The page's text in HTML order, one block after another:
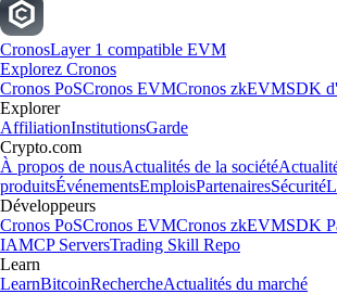
CronosLayer 1 compatible EVM
Explorez Cronos
Cronos PoSCronos EVMCronos zkEVMSDK
Explorer
AffiliationInstitutionsGarde
Crypto.com
À propos de nousActualités de la société
produitsÉvénementsEmploisPartenairesSécurité
Développeurs
Cronos PoSCronos EVMCronos zkEVMSDK
IAMCP ServersTrading Skill Repo
Learn
LearnBitcoinRechercheActualités du marché